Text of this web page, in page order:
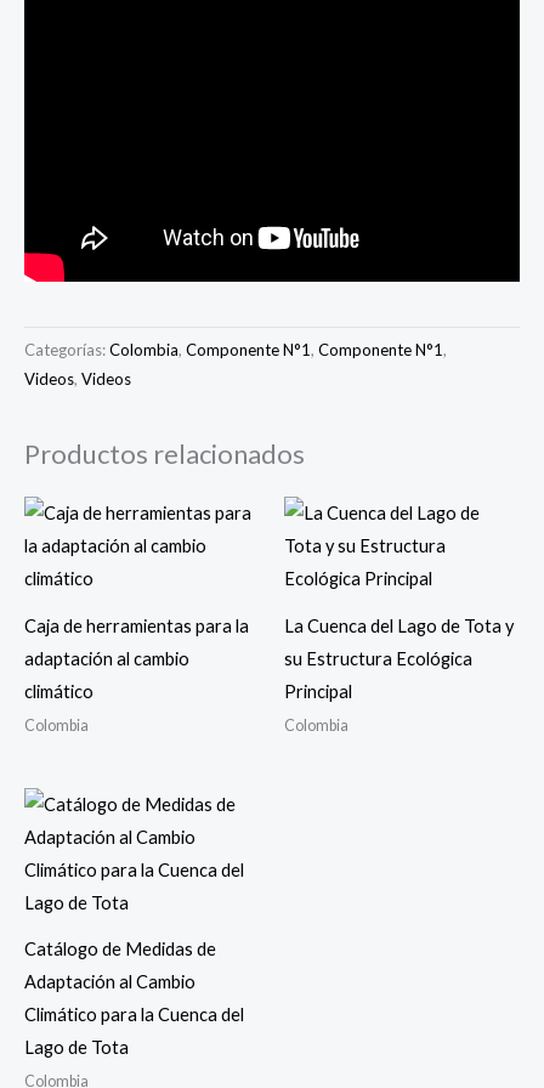
Categorías:Colombia, Componente N°1, Componente N°1,
Videos, Videos
Productos relacionados
Caja de herramientas para la
adaptación al cambio
climático
Colombia
La Cuenca del Lago de Tota y
su Estructura Ecológica
Principal
Colombia
Catálogo de Medidas de
Adaptación al Cambio
Climático para la Cuenca del
Lago de Tota
Colombia